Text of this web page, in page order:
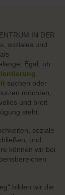
IN DER
soziales und
Egal, ob
suchen oder
möchten,
und breit
steht.
soziale
und
können wir bei
bilden wir die